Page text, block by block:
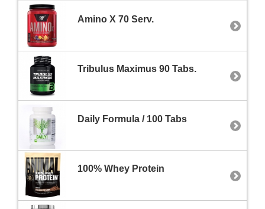
Amino X 70 Serv.
Tribulus Maximus 90 Tabs.
Daily Formula / 100 Tabs
100% Whey Protein